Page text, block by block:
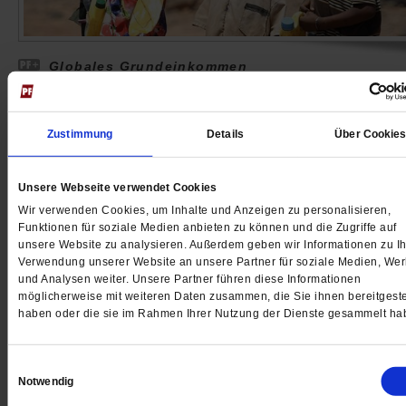
Zustimmung Details Über Cookies
Unsere Webseite verwendet Cookies
Wir verwenden Cookies, um Inhalte und Anzeigen zu personalisieren,
Funktionen für soziale Medien anbieten zu können und die Zugriffe auf
unsere Website zu analysieren. Außerdem geben wir Informationen zu
Verwendung unserer Website an unsere Partner für soziale Medien,
und Analysen weiter. Unsere Partner führen diese Informationen
möglicherweise mit weiteren Daten zusammen, die Sie ihnen
haben oder die sie im Rahmen Ihrer Nutzung der Dienste gesammelt
Notwendig
Globales Grundeinkommen
Monatlich Geld aufs Handy
Ein globales Grundeinkommen könnte den Armen im
globalen Süden helfen und die Macht korrupter Eliten